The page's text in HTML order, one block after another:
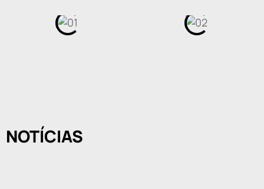
NOTÍCIAS